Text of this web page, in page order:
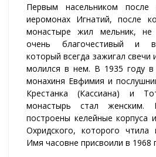
Первым насельником после
иеромонах Игнатий, после
монастыре жил мельник, не
очень благочестивый и
который всегда зажигал
молился в нем. В 1935 году
монахиня Евфимия и
Крестанка (Кассиана) и
монастырь стал
построены келейные корпуса
Охридского, которого чтила
Имя часовне присвоили в 1968